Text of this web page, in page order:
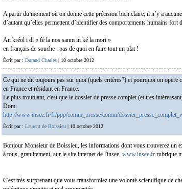
A partir du moment où on donne cette précision bien claire, il n’y a
d’autant qu’elles permettent d’identifier des comportements humains fort
An kréol i di « fè la nos sanm in ké la mori »
en français de souche : pas de quoi en faire tout un plat !
Écrit par : Durand Charles | 10 octobre 2012
Ce qui ne dit toujours pas sur quoi (quels critères?) et pourquoi on opère
en France et résidant en France.
Le plus troublant, c'est que le dossier de presse complet (et très
Dom:
http://www.insee.fr/fr/ppp/comm_presse/comm/
Écrit par : Laurent de Boissieu | 10 octobre 2012
Bonjour Monsieur de Boissieu, les informations dont vous trouverez un
à tous, gratuitement, sur le site internet de l'insee, www.insee.fr rubrique
C'est très surprenant que vous transformiez une volonté scientifique de